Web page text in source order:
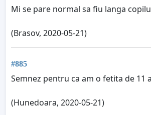
Mi se pare normal sa fiu langa
(Brasov, 2020-05-21)
#885
Semnez pentru ca am o fetita de 11
(Hunedoara, 2020-05-21)